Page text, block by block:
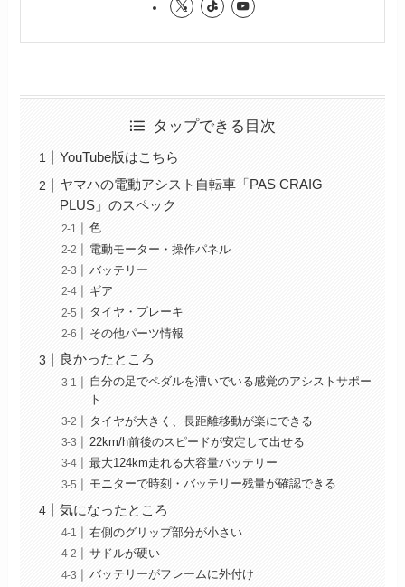
タップできる目次
YouTube版はこちら
ヤマハの電動アシスト自転車「PAS CRAIG
PLUS」のスペック
色
電動モーター・操作パネル
バッテリー
ギア
タイヤ・ブレーキ
その他パーツ情報
良かったところ
自分の足でペダルを漕いでいる感覚のアシストサポー
ト
タイヤが大きく、長距離移動が楽にできる
22km/h前後のスピードが安定して出せる
最大124km走れる大容量バッテリー
モニターで時刻・バッテリー残量が確認できる
気になったところ
右側のグリップ部分が小さい
サドルが硬い
バッテリーがフレームに外付け